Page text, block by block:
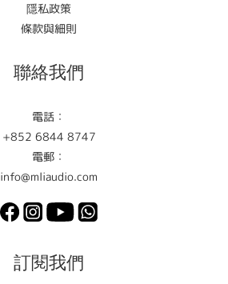
隱私政策
條款與細則
聯絡我們
電話：
+852 6844 8747
電郵：
info@mliaudio.com
訂閱我們